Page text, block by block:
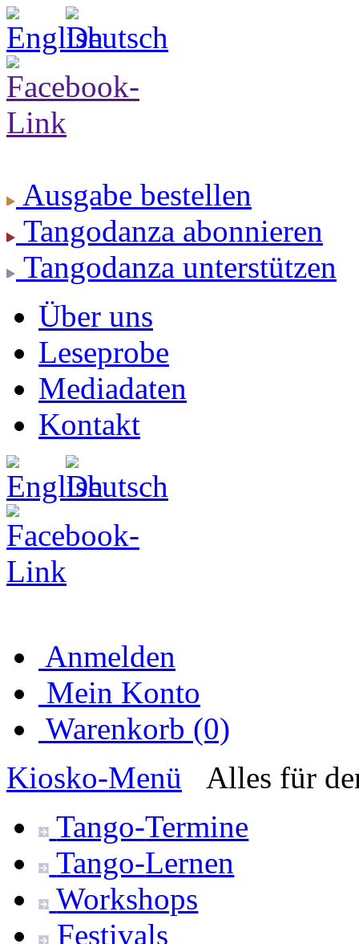
Ausgabe bestellen
Tangodanza abonnieren
Tangodanza unterstützen
Über uns
Leseprobe
Mediadaten
Kontakt
Anmelden
Mein Konto
Warenkorb (0)
Kiosko-Menü
Alles für
Tango-Termine
Tango-Lernen
Workshops
Festivals